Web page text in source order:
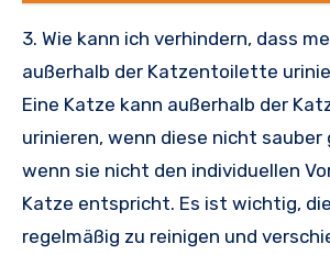
3. Wie kann ich verhindern, dass
außerhalb der Katzentoilette
Eine Katze kann außerhalb der
urinieren, wenn diese nicht sauber
wenn sie nicht den individuellen
Katze entspricht. Es ist wichtig,
regelmäßig zu reinigen und